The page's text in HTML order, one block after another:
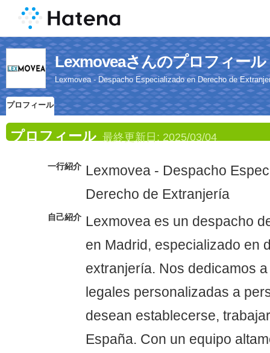
Lexmoveaさんのプロフィール
Lexmovea - Despacho Especializado en Derecho de
プロフィール
プロフィール 最終更新日: 2025/03/04
一行紹介 Lexmovea - Despacho
Derecho de Extranjería
自己紹介 Lexmovea es un despacho
en Madrid, especializado en
extranjería. Nos dedicamos
legales personalizadas a
desean establecerse,
España. Con un equipo